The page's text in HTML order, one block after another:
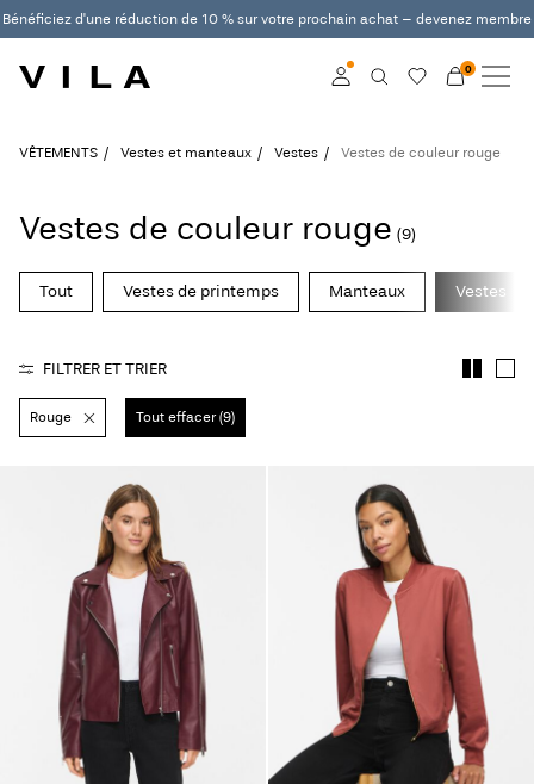
Bénéficiez d'une réduction de 10 % sur votre prochain achat – devenez membre
Connexion
En savoir plus sur VILA
Club
0
NOUVEAUTÉS
VÊTEMENTS
VILA CLUB
ROUGE EDIT
questions
propos
nous
Belgique
VÊTEMENTS Vestes et manteaux Vestes Vestes de couleur rouge
Vestes de couleur rouge (9)
Tout Vestes de printemps Manteaux Vestes
FILTRER ET TRIER
Rouge Tout effacer (9)